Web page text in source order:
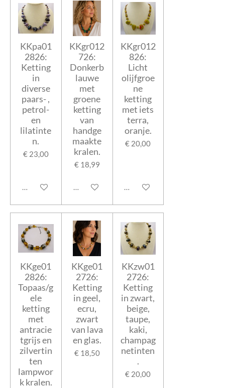
KKpa01
2826:
Ketting
in
diverse
paars- ,
petrol-
en
lilatinte
n.
€ 23,00
In winkelwagen
KKgr012
726:
Donkerb
lauwe
met
groene
ketting
van
handge
maakte
kralen.
€ 18,99
In winkelwagen
KKgr012
826:
Licht
olijfgroe
ne
ketting
met iets
terra,
oranje.
€ 20,00
In winkelwagen
KKge01
2826:
Topaas/g
ele
ketting
met
antracie
tgrijs en
zilvertin
ten
lampwor
k kralen.
KKge01
2726:
Ketting
in geel,
ecru,
zwart
van lava
en glas.
€ 18,50
KKzw01
2726:
Ketting
in zwart,
beige,
taupe,
kaki,
champag
netinten
.
€ 20,00